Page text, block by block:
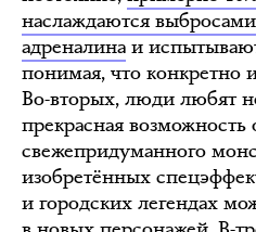
наслаждаются выбросами
адреналина и
понимая, что конкретно
Во-вторых, люди любят
прекрасная возможность
свежепридуманного
изобретённых
и городских легендах